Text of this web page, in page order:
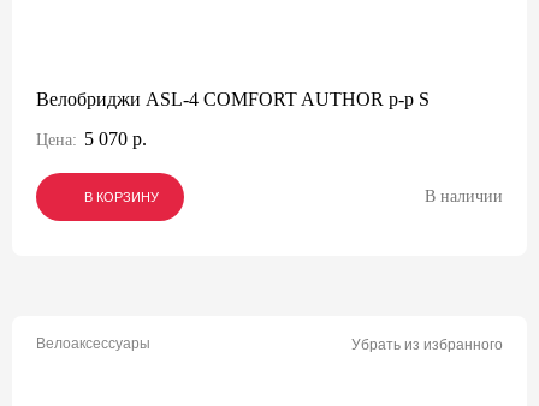
Велобриджи ASL-4 COMFORT AUTHOR р-р S
Цена: 5 070 р.
В КОРЗИНУ
В КОРЗИНУ
В КОРЗИНУ В наличии
Велоаксессуары Убрать из избранного